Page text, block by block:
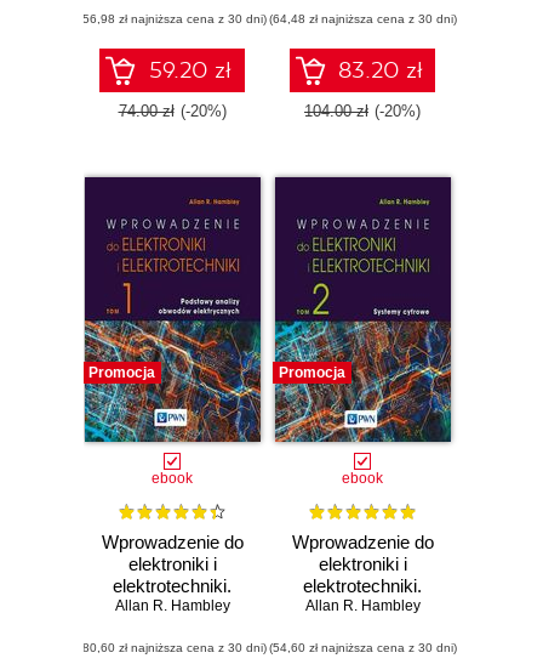
(56,98 zł najniższa cena z 30 dni)
59.20 zł
74.00 zł (-20%)
(64,48 zł najniższa cena z 30 dni)
83.20 zł
104.00 zł (-20%)
Promocja
ebook
Wprowadzenie do
elektroniki i
elektrotechniki.
Tom 1. Podstawy
elektrycznych
Allan R. Hambley
(80,60 zł najniższa cena z 30 dni)
Promocja
ebook
Wprowadzenie do
elektroniki i
elektrotechniki.
Tom 2. Systemy
Allan R. Hambley
(54,60 zł najniższa cena z 30 dni)